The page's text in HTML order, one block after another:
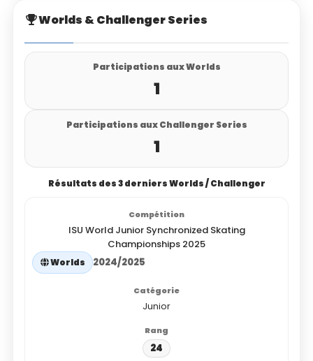
Worlds & Challenger Series
Participations aux Worlds
1
Participations aux Challenger Series
1
Résultats des 3 derniers Worlds / Challenger
ISU World Junior Synchronized Skating
Championships 2025
Worlds 2024/2025
Junior
24